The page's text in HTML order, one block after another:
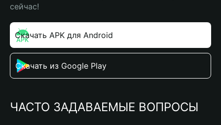
сейчас!
Скачать APK для Android
Скачать из Google Play
ЧАСТО ЗАДАВАЕМЫЕ ВОПРОСЫ